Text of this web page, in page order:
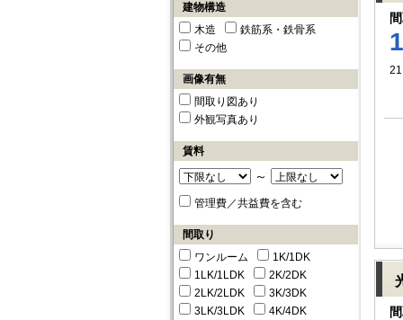
建物構造
木造
鉄筋系・鉄骨系
その他
画像有無
間取り図あり
外観写真あり
賃料
～
管理費／共益費を含む
間取り
ワンルーム
1K/1DK
1LK/1LDK
2K/2DK
2LK/2LDK
3K/3DK
3LK/3LDK
4K/4DK